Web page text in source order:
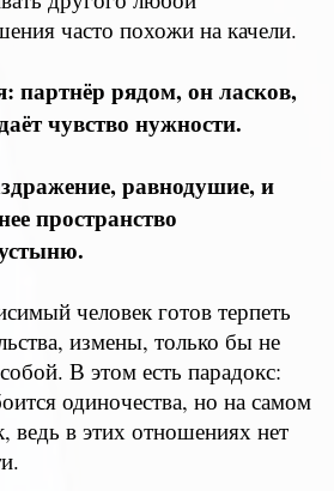
часто похожи на качели.
партнёр рядом, он ласков,
чувство нужности.
равнодушие, и
пространство
человек готов терпеть
измены, только бы не
В этом есть парадокс:
одиночества, но на самом
ведь в этих отношениях нет